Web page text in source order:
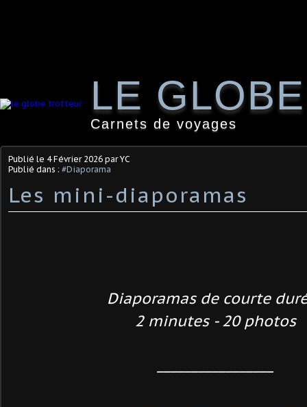
LE
Carnets de voyages
Publié le 4 Février 2026 par YC
Publié dans : #Diaporama
Les mini-diaporamas
Diaporamas de courte
2 minutes - 20 photos